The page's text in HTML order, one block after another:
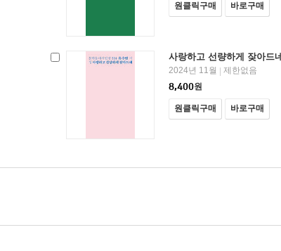
원클릭구매 바로구매
사랑하고 선량하게 잦아드네
2024년 11월
제한없음
8,400원
원클릭구매 바로구매